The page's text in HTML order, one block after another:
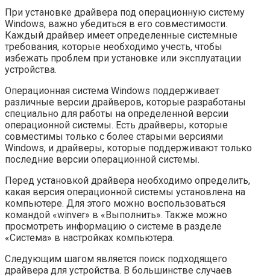
При установке драйвера под операционную систему
Windows, важно убедиться в его совместимости.
Каждый драйвер имеет определенные системные
требования, которые необходимо учесть, чтобы
избежать проблем при установке или эксплуатации
устройства.
Операционная система Windows поддерживает
различные версии драйверов, которые разработаны
специально для работы на определенной версии
операционной системы. Есть драйверы, которые
совместимы только с более старыми версиями
Windows, и драйверы, которые поддерживают только
последние версии операционной системы.
Перед установкой драйвера необходимо определить,
какая версия операционной системы установлена на
компьютере. Для этого можно воспользоваться
командой «winver» в «Выполнить». Также можно
просмотреть информацию о системе в разделе
«Система» в настройках компьютера.
Следующим шагом является поиск подходящего
драйвера для устройства. В большинстве случаев